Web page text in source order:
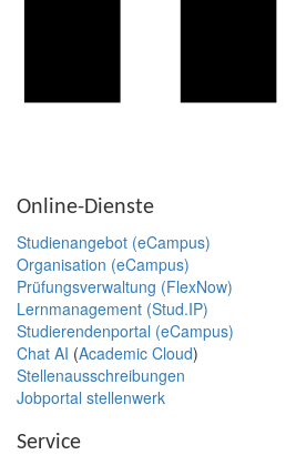
Online-Dienste
Studienangebot (eCampus)
Organisation (eCampus)
Prüfungsverwaltung (FlexNow)
Lernmanagement (Stud.IP)
Studierendenportal (eCampus)
Chat AI (Academic Cloud)
Stellenausschreibungen
Jobportal stellenwerk
Service